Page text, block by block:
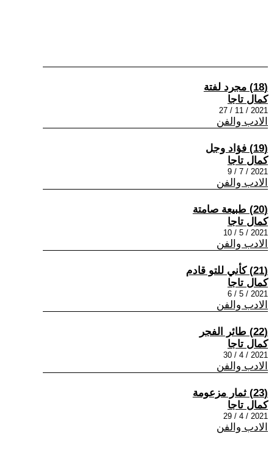
(18) مجرد لفتة
كمال تاجا
2021 / 11 / 27
الادب والفن
(19) فؤاد وجل
كمال تاجا
2021 / 7 / 9
الادب والفن
(20) طبيعة صامتة
كمال تاجا
2021 / 5 / 10
الادب والفن
(21) كأني للتو قادم
كمال تاجا
2021 / 5 / 6
الادب والفن
(22) طائر الفجر
كمال تاجا
2021 / 4 / 30
الادب والفن
(23) ثمار مزعومة
كمال تاجا
2021 / 4 / 29
الادب والفن